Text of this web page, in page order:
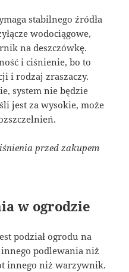
stabilnego źródła
wodociągowe,
na deszczówkę.
i ciśnienie, bo to
i rodzaj zraszaczy.
system nie będzie
jest za wysokie, może
przed zakupem
w ogrodzie
podział ogrodu na
podlewania niż
innego niż warzywnik.